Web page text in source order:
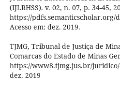
(IJLRHSS). v. 02, n. 07, p. 34-45,
https://pdfs.semanticscholar.org/
Acesso em: dez. 2019.
TJMG, Tribunal de Justiça de
Comarcas do Estado de Minas
https://www8.tjmg.jus.br/juridico/
dez. 2019